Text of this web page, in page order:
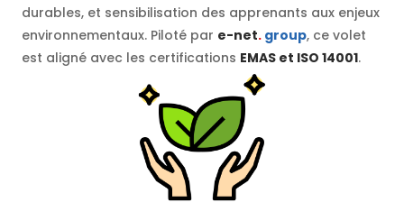
durables, et sensibilisation des apprenants aux enjeux
environnementaux. Piloté par e-net. group, ce volet
est aligné avec les certifications EMAS et ISO 14001.